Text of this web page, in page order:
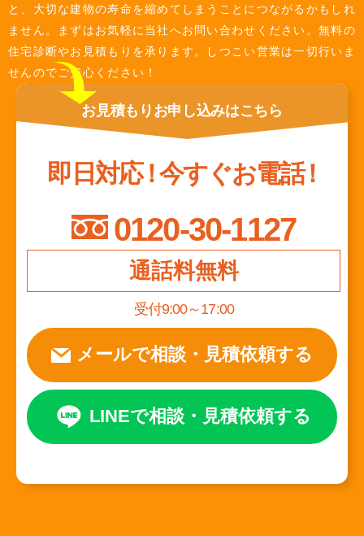
と、大切な建物の寿命を縮めてしまうことにつながるかもしれ
ません。まずはお気軽に当社へお問い合わせください。無料の
住宅診断やお見積もりを承ります。しつこい営業は一切行いま
せんのでご安心ください！
お見積もり お申し込みはこちら
即日対応！今すぐお電話！
0120-30-1127
通話料無料
受付9:00～17:00
メールで相談 ・ 見積依頼する
LINEで相談・ 見積依頼する